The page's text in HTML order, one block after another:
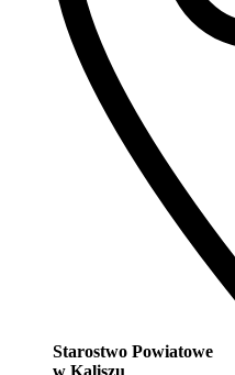
Starostwo Powiatowe
w Kaliszu